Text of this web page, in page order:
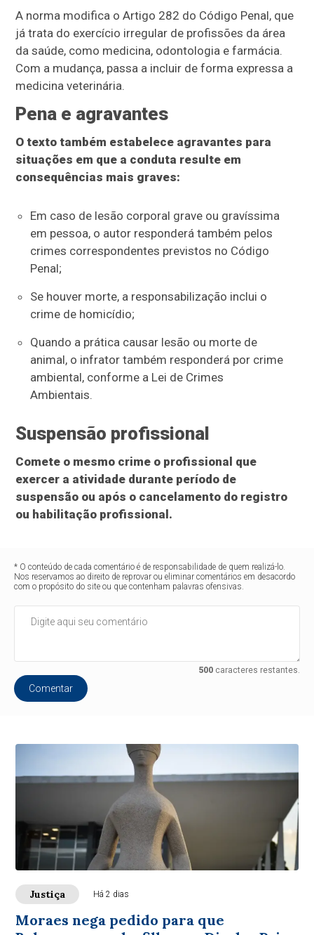
A norma modifica o Artigo 282 do Código Penal, que
já trata do exercício irregular de profissões da área
da saúde, como medicina, odontologia e farmácia.
Com a mudança, passa a incluir de forma expressa a
medicina veterinária.
Pena e agravantes
O texto também estabelece agravantes para
situações em que a conduta resulte em
consequências mais graves:
Em caso de lesão corporal grave ou gravíssima
em pessoa, o autor responderá também pelos
crimes correspondentes previstos no Código
Penal;
Se houver morte, a responsabilização inclui o
crime de homicídio;
Quando a prática causar lesão ou morte de
animal, o infrator também responderá por crime
ambiental, conforme a Lei de Crimes
Ambientais.
Suspensão profissional
Comete o mesmo crime o profissional que
exercer a atividade durante período de
suspensão ou após o cancelamento do registro
ou habilitação profissional.
* O conteúdo de cada comentário é de responsabilidade de quem realizá-lo.
Nos reservamos ao direito de reprovar ou eliminar comentários em desacordo
com o propósito do site ou que contenham palavras ofensivas.
500caracteres restantes.
Comentar
Justiça Há 2 dias
Moraes nega pedido para que